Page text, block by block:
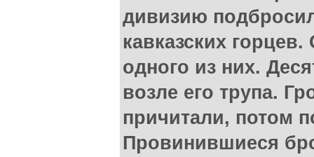
дивизию
кавказских
одного из них.
возле его трупа.
причитали, потом
Провинившиеся